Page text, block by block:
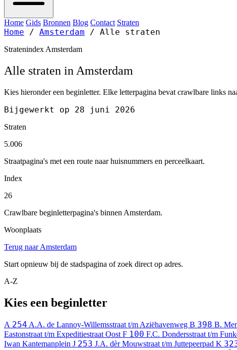
Home Gids Bronnen Blog Contact Straten
Home / Amsterdam / Alle straten
Stratenindex Amsterdam
Alle straten in Amsterdam
Kies hieronder een beginletter. Elke letterpagina bevat crawlbare links
Bijgewerkt op 28 juni 2026
Straten
5.006
Straatpagina's met een route naar huisnummers en perceelkaart.
Index
26
Crawlbare beginletterpagina's binnen Amsterdam.
Woonplaats
Terug naar Amsterdam
Start opnieuw bij de stadspagina of zoek direct op adres.
A-Z
Kies een beginletter
A 254 A.A. de Lannoy-Willemsstraat t/m Aziëhavenweg B 398 B.
Eastonstraat t/m Expeditiestraat Oost F 100 F.C. Dondersstraat t/m
Iwan Kantemanplein J 253 J.A. dèr Mouwstraat t/m Juttepeerpad K